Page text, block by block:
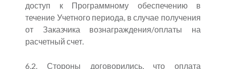
доступ к Программному обеспечению в
течение Учетного периода, в случае получения
от Заказчика вознаграждения/оплаты на
расчетный счет.
6.2. Стороны договорились, что оплата